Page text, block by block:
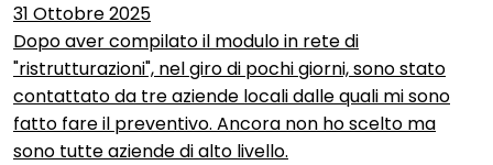
31 Ottobre 2025
Dopo aver compilato il modulo in rete di
"ristrutturazioni", nel giro di pochi giorni, sono stato
contattato da tre aziende locali dalle quali mi sono
fatto fare il preventivo. Ancora non ho scelto ma
sono tutte aziende di alto livello.